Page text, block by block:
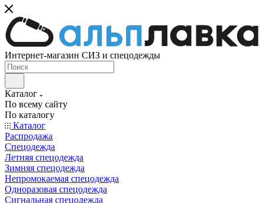
Интернет-магазин СИЗ и спецодежды
Каталог
По всему сайту
По каталогу
Каталог
Распродажа
Спецодежда
Летняя спецодежда
Зимняя спецодежда
Непромокаемая спецодежда
Одноразовая спецодежда
Сигнальная спецодежда